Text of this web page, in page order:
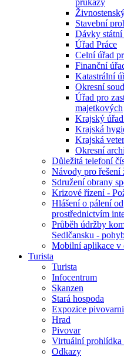
průkazy
Stavební
Dávky
Úřad Práce
Celní úřad
Finanční
Katastrální
Okresní soud
Úřad pro
majetkových
Krajský
Krajská
Krajská
Okresní
Důležitá telefoní
Návody pro řešení
Sdružení obrany
Krizové řízení -
Hlášení o pálení
prostřednictvím
Průběh údržby
Sedlčansku -
Mobilní aplikace v
Turista
Turista
Infocentrum
Skanzen
Stará hospoda
Expozice
Hrad
Pivovar
Virtuální prohlídka
Odkazy